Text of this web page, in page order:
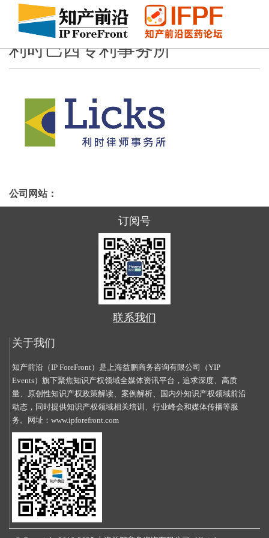
利时巴西专利事务所
公司网站：
订阅号
联系我们
关于我们
知产前沿（IP ForeFront）是上海益鹏商务咨询有限公司（YIP
Events）旗下聚焦知识产权领域全媒体资讯平台，追求深度、高质
量、原创性知识产权政策解读、案例解析、国内外知识产权领域前沿
动态，同时提供知识产权领域相关培训、行业峰会和媒体传播等服
务。网址： www.ipforefront.com